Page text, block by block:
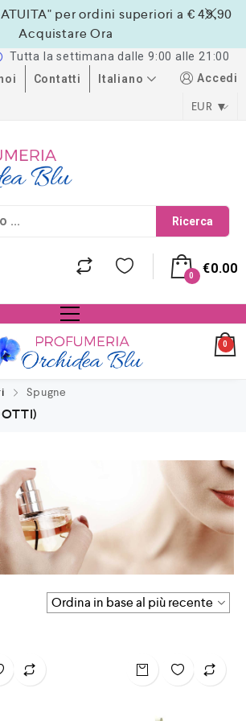
per ordini superiori a € 49,90
Acquistare Ora
Tutta la settimana dalle 9:00 alle 21:00
Contatti Italiano Accedi
EUR
Ricerca
0 €0.00
0
Spugne